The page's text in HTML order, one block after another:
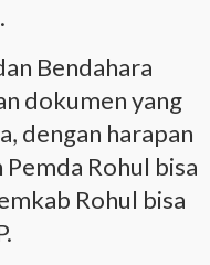
Bendahara
dokumen yang
dengan harapan
Rohul bisa
Rohul bisa